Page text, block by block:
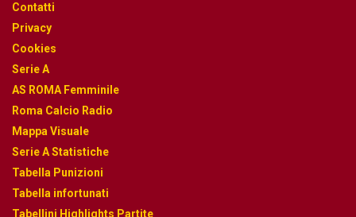
Contatti
Privacy
Cookies
Serie A
AS ROMA Femminile
Roma Calcio Radio
Mappa Visuale
Serie A Statistiche
Tabella Punizioni
Tabella infortunati
Tabellini Highlights Partite